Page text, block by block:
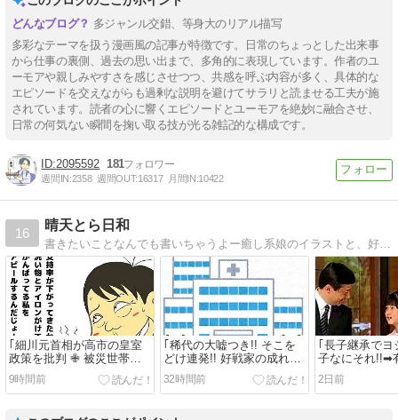
多ジャンル交錯、等身大のリアル描写
多彩なテーマを扱う漫画風の記事が特徴です。日常のちょっとした出来事
から仕事の裏側、過去の思い出まで、多角的に表現しています。作者のユ
ーモアや親しみやすさを感じさせつつ、共感を呼ぶ内容が多く、具体的な
エピソードを交えながらも過剰な説明を避けてサラリと読ませる工夫が施
されています。読者の心に響くエピソードとユーモアを絶妙に融合させ、
日常の何気ない瞬間を掬い取る技が光る雑記的な構成です。
2095592 181
週間IN:2358 週間OUT:16317 月間IN:10422
16
晴天とら日和
書きたいことなんでも書いちゃうよー癒し系娘のイラストと、好奇心旺盛なおばちゃんのブログです。ヨロシク！
｢細川元首相が高市の皇室
政策を批判 ✙ 被災世帯に
10万円給付金だろ!!とか｣
9時間前
｢稀代の大嘘つき!! そこを
どけ連発!! 好戦家の成れの
果ては!!｣
32時間前
｢長子継承で
子なにそれ!!➡
さまこそ天皇
2日前